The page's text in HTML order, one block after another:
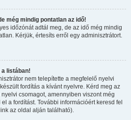
még mindig pontatlan az idő!
időzónát adtál meg, de az idő még mindig
Kérjük, értesíts erről egy adminisztrátort.
listában!
nem telepítette a megfelelő nyelvi
fordítás a kívánt nyelvre. Kérd meg az
csomagot, amennyiben viszont még
a fordítást. További információért keresd fel
az oldal alján található).